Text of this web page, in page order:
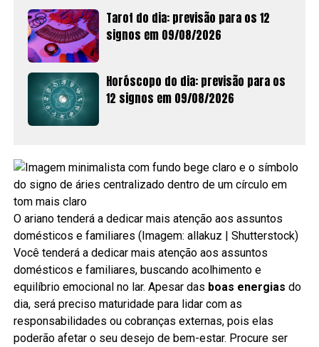
Tarot do dia: previsão para os 12
signos em 09/08/2026
Horóscopo do dia: previsão para os
12 signos em 09/08/2026
O ariano tenderá a dedicar mais atenção aos assuntos
domésticos e familiares (Imagem: allakuz | Shutterstock)
Você tenderá a dedicar mais atenção aos assuntos
domésticos e familiares, buscando acolhimento e
equilíbrio emocional no lar. Apesar das boas energias do
dia, será preciso maturidade para lidar com as
responsabilidades ou cobranças externas, pois elas
poderão afetar o seu desejo de bem-estar. Procure ser